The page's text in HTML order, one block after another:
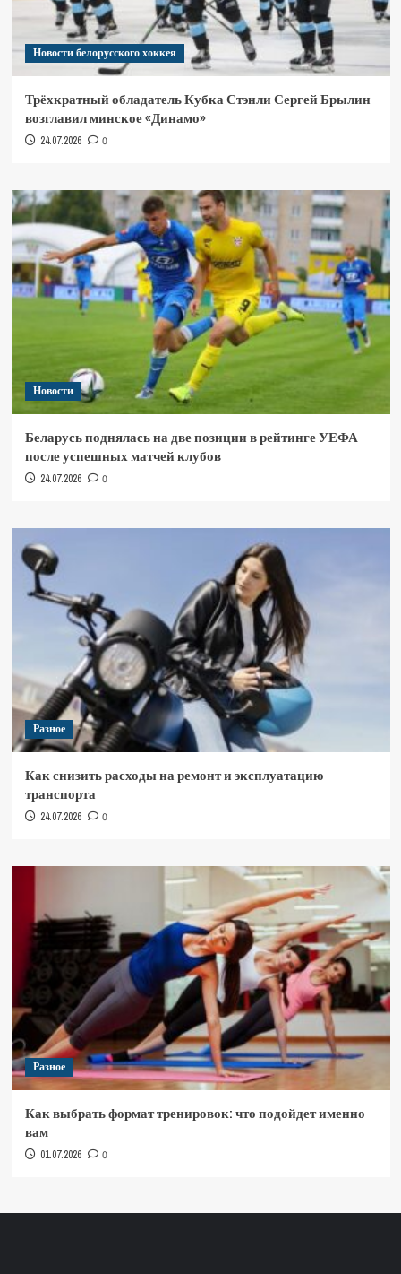
Новости белорусского хоккея
Трёхкратный обладатель Кубка Стэнли Сергей Брылин
возглавил минское «Динамо»
24.07.2026 0
Новости
Беларусь поднялась на две позиции в рейтинге УЕФА
после успешных матчей клубов
24.07.2026 0
Разное
Как снизить расходы на ремонт и эксплуатацию
транспорта
24.07.2026 0
Разное
Как выбрать формат тренировок: что подойдет именно
вам
01.07.2026 0